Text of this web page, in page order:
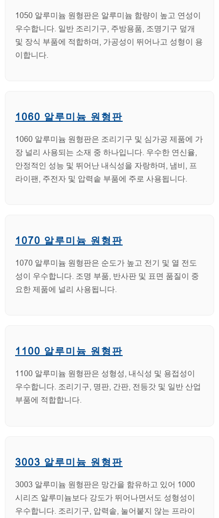
1050 알루미늄 원형판은 알루미늄 함량이 높고 연성이
우수합니다. 일반 조리기구, 주방용품, 조명기구 덮개
및 장식 부품에 적합하며, 가공성이 뛰어나고 성형이 용
이합니다.
1060 알루미늄 원형판
1060 알루미늄 원형판은 조리기구 및 심가공 제품에 가
장 널리 사용되는 소재 중 하나입니다. 우수한 연신율,
안정적인 성능 및 뛰어난 내식성을 자랑하며, 냄비, 프
라이팬, 주전자 및 압력솥 부품에 주로 사용됩니다.
1070 알루미늄 원형판
1070 알루미늄 원형판은 순도가 높고 전기 및 열 전도
성이 우수합니다. 조명 부품, 반사판 및 표면 품질이 중
요한 제품에 널리 사용됩니다.
1100 알루미늄 원형판
1100 알루미늄 원형판은 성형성, 내식성 및 용접성이
우수합니다. 조리기구, 명판, 간판, 전등갓 및 일반 산업
부품에 적합합니다.
3003 알루미늄 원형판
3003 알루미늄 원형판은 망간을 함유하고 있어 1000
시리즈 알루미늄보다 강도가 뛰어나면서도 성형성이
우수합니다. 조리기구, 압력솥, 눌어붙지 않는 프라이